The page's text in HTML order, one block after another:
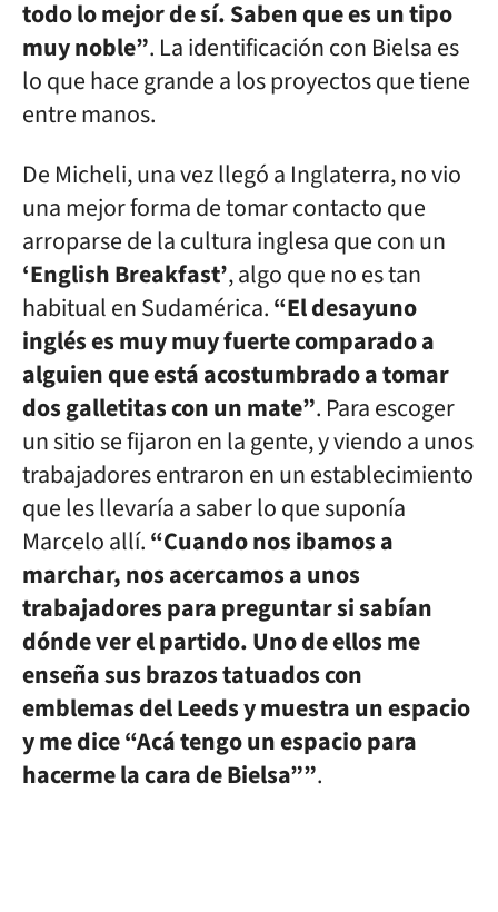
todo lo mejor de sí. Saben que es un tipo
muy noble”. La identificación con Bielsa es
lo que hace grande a los proyectos que tiene
entre manos.
De Micheli, una vez llegó a Inglaterra, no vio
una mejor forma de tomar contacto que
arroparse de la cultura inglesa que con un
‘English Breakfast’, algo que no es tan
habitual en Sudamérica.“El desayuno
inglés es muy muy fuerte comparado a
alguien que está acostumbrado a tomar
dos galletitas con un mate”. Para escoger
un sitio se fijaron en la gente, y viendo a unos
trabajadores entraron en un establecimiento
que les llevaría a saber lo que suponía
Marcelo allí.“Cuando nos ibamos a
marchar, nos acercamos a unos
trabajadores para preguntar si sabían
dónde ver el partido. Uno de ellos me
enseña sus brazos tatuados con
emblemas del Leeds y muestra un espacio
y me dice “Acá tengo un espacio para
hacerme la cara de Bielsa””.